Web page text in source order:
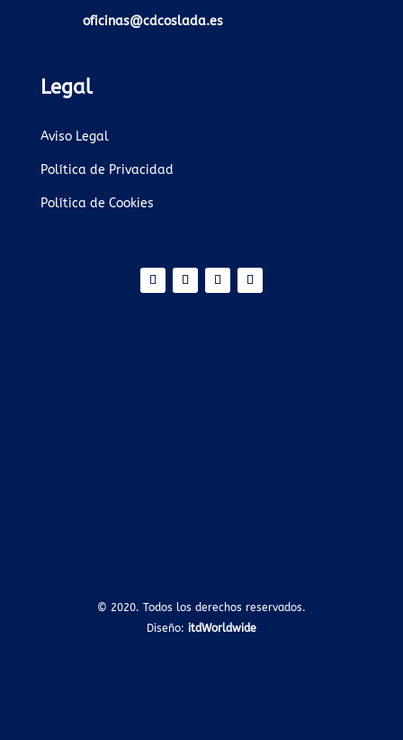
oficinas@cdcoslada.es
Legal
Aviso Legal
Política de Privacidad
Política de Cookies
© 2020. Todos los derechos reservados.
Diseño: itdWorldwide